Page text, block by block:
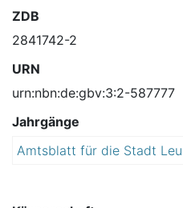
ZDB
2841742-2
URN
urn:nbn:de:gbv:3:2-587777
Jahrgänge
Amtsblatt für die Stadt